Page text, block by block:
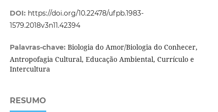
DOI: https://doi.org/10.22478/ufpb.1983-
1579.2018v3n11.42394
Palavras-chave: Biologia do Amor/Biologia do Conhecer,
Antropofagia Cultural, Educação Ambiental, Currículo e
Intercultura
RESUMO